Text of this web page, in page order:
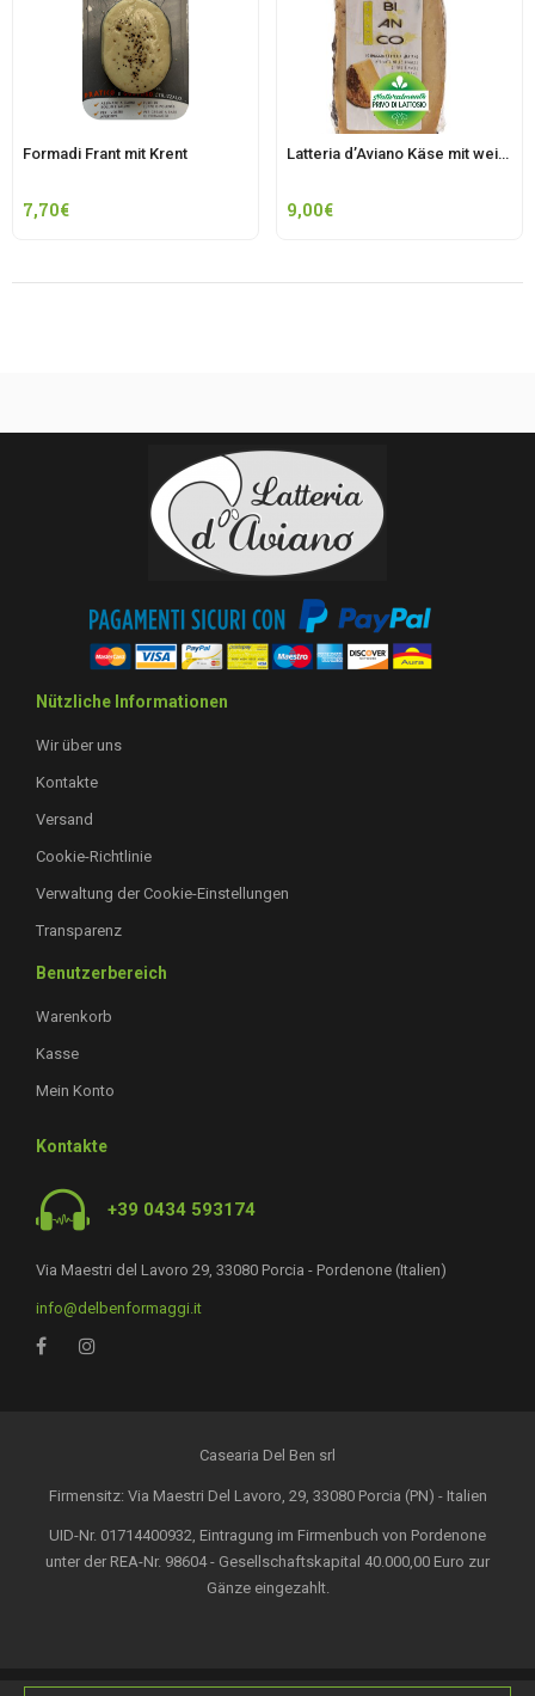
Formadi Frant mit Krent
7,70€
Latteria d’Aviano Käse mit weißem Trester veredelt
9,00€
Nützliche Informationen
Wir über uns
Kontakte
Versand
Cookie-Richtlinie
Verwaltung der Cookie-Einstellungen
Transparenz
Benutzerbereich
Warenkorb
Kasse
Mein Konto
Kontakte
+39 0434 593174
Via Maestri del Lavoro 29, 33080 Porcia - Pordenone (Italien)
info@delbenformaggi.it
Casearia Del Ben srl
Firmensitz: Via Maestri Del Lavoro, 29, 33080 Porcia (PN) - Italien
UID-Nr. 01714400932, Eintragung im Firmenbuch von Pordenone
unter der REA-Nr. 98604 - Gesellschaftskapital 40.000,00 Euro zur
Gänze eingezahlt.